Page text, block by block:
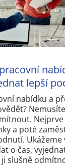
lepší
nabídku a
a poté
Ukážeme
o čas,
slušně